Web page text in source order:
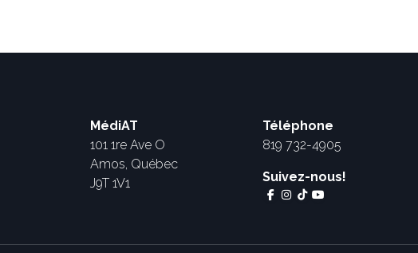
MédiAT
101 1re Ave O
Amos, Québec
J9T 1V1
Téléphone
819 732-4905
Suivez-nous!